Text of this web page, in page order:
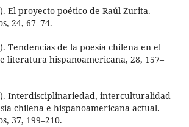
El proyecto poético de Raúl Zurita.
24, 67–74.
Tendencias de la poesía chilena en el
literatura hispanoamericana, 28, 157–
Interdisciplinariedad, interculturalidad
chilena e hispanoamericana actual.
37, 199–210.